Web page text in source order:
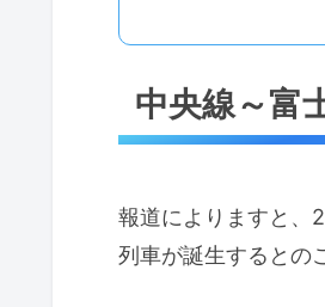
中央線～富
報道によりますと、
列車が誕生するとの